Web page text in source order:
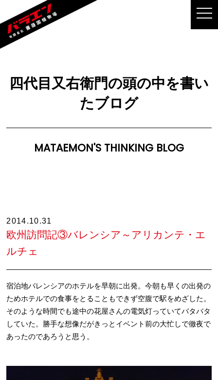
四代目又右衛門の頭の中を書い
たブログ
MATAEMON'S THINKING BLOG
2014.10.31
欧州訪問記③バレンシア～アリカンテ・エ
ルチェ
宿泊地バレンシアのホテルを早朝に出発。今朝も早くの出発の
ためホテルでの食事をとることもできず空腹で駅をめざした。
そのような時間でも途中の花屋さんの電気灯っていてバタバタ
していた。勝手な想像だがきっとイベント前の大忙しで徹夜で
あったのであろうと思う。